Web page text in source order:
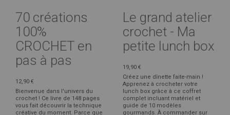
70 créations
100%
CROCHET en
pas à pas
12,90 €
Bienvenue dans l'univers du
crochet ! Ce livre de 148 pages
vous fait découvrir la technique
créative du moment. Parce que
Le grand atelier
crochet - Ma
petite lunch box
19,90 €
Créez une dînette faite-main !
Apprenez à crocheter votre
lunch box grâce à ce coffret
complet incluant matériel et
guide de 10 modèles
gourmands. À commander sur